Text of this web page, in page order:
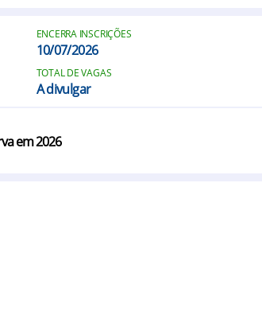
ENCERRA INSCRIÇÕES
10/07/2026
TOTAL DE VAGAS
A divulgar
em 2026